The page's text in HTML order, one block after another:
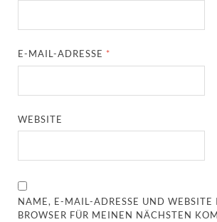
E-MAIL-ADRESSE *
WEBSITE
NAME, E-MAIL-ADRESSE UND WEBSITE
BROWSER FÜR MEINEN NÄCHSTEN